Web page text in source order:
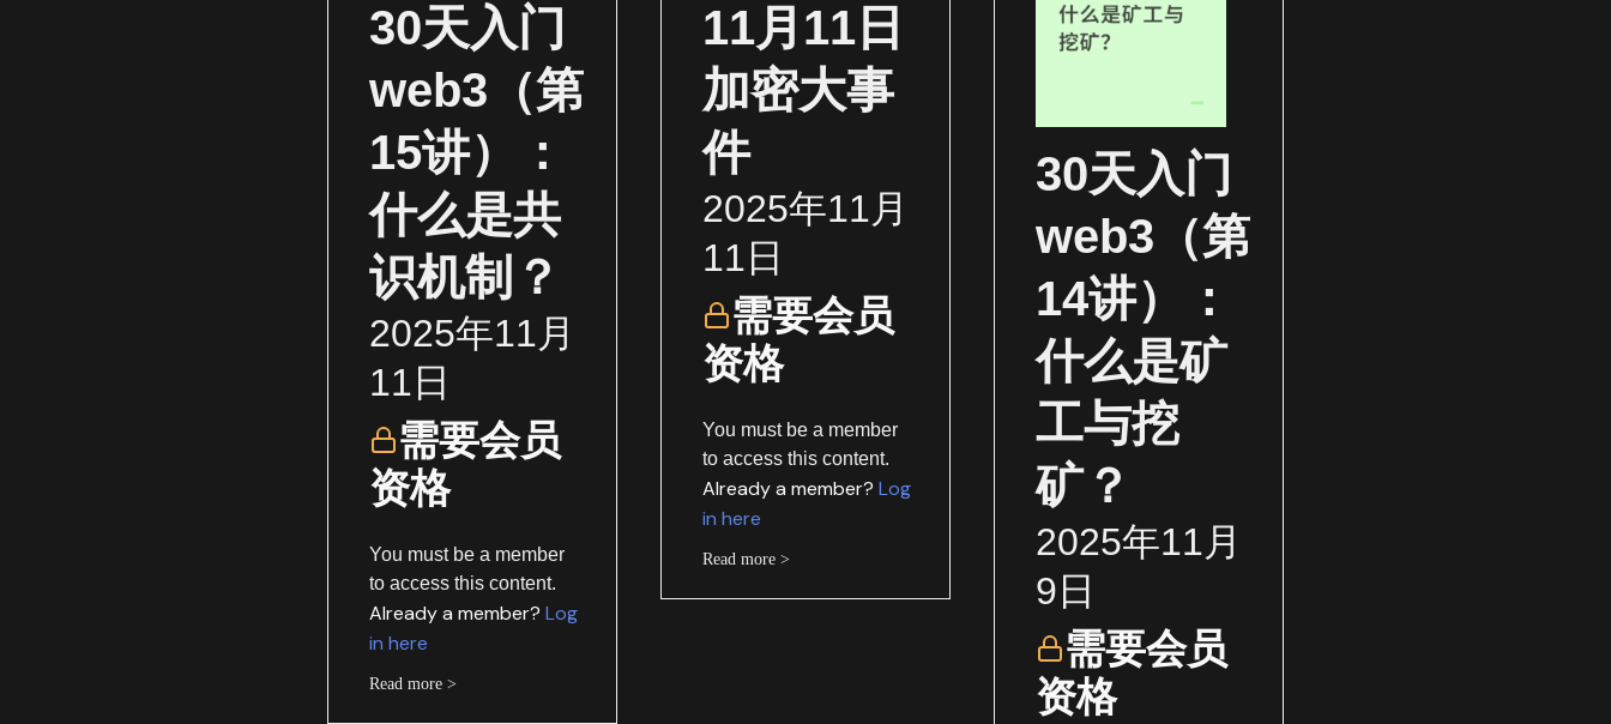
30天入门
web3（第
15讲）：
什么是共
识机制？
2025年11月
11日
需要会员
资格
You must be a member
to access this content.
Already a member? Log
in here
Read more >
11月11日
加密大事
件
2025年11月
11日
需要会员
资格
You must be a member
to access this content.
Already a member? Log
in here
Read more >
30天入门
web3（第
14讲）：
什么是矿
工与挖
矿？
2025年11月
9日
需要会员
资格